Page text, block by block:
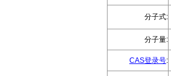
分子式:
分子量:
CAS登录号: